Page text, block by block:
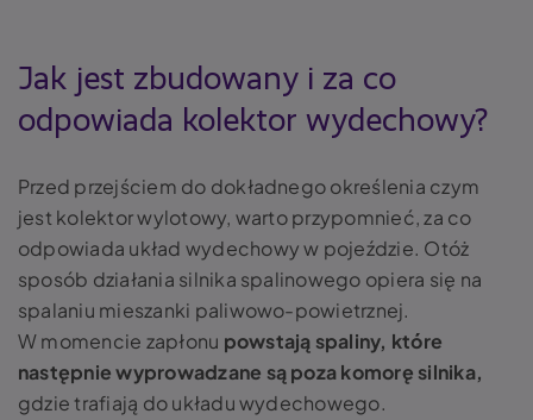
Jak jest zbudowany i za co
odpowiada kolektor wydechowy?
Przed przejściem do dokładnego określenia czym
jest kolektor wylotowy, warto przypomnieć, za co
odpowiada układ wydechowy w pojeździe. Otóż
sposób działania silnika spalinowego opiera się na
spalaniu mieszanki paliwowo-powietrznej.
W momencie zapłonu powstają spaliny, które
następnie wyprowadzane są poza komorę silnika,
gdzie trafiają do układu wydechowego.